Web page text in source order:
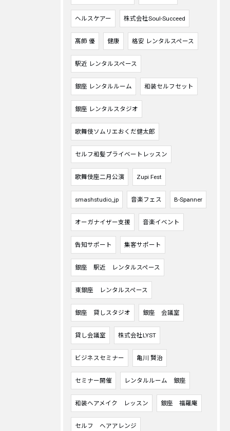
ヘルスケアー 株式会社Soul-Succeed
髙師 優 健康 格安 レンタルスペース
駅近 レンタルスペース
銀座 レンタルルーム 和装セルフセット
銀座 レンタルスタジオ
歌舞伎ソムリエおくだ健太郎
セルフ和髪プライベートレッスン
歌舞伎座二月公演 Zupi Fest
smashstudio_jp 音楽フェス B-Spanner
オーガナイザー支援 音楽イベント
告知サポート 集客サポート
銀座 駅近 レンタルスペース
東銀座 レンタルスペース
銀座 貸しスタジオ 銀座 会議室
貸し会議室 株式会社LYST
ビジネスセミナー 亀川 賢治
セミナー開催 レンタルルーム 銀座
和装ヘアメイク レッスン 銀座 福羅庵
セルフ ヘアアレンジ